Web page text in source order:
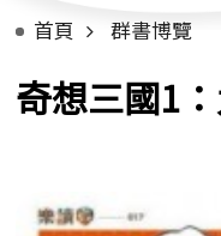
首頁 群書博覽
奇想三國1